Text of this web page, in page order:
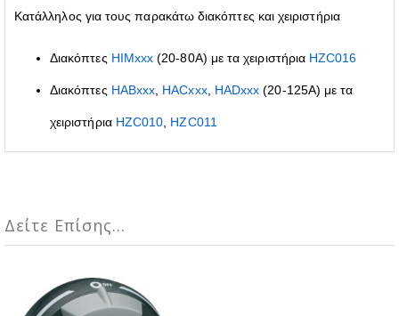
Κατάλληλος για τους παρακάτω διακόπτες και χειριστήρια
Διακόπτες HIMxxx (20-80A) με τα χειριστήρια HZC016
Διακόπτες HABxxx HACxxx, HADxxx (20-125A) με τα
χειριστήρια HZC010 HZC011
Δείτε Επίσης...